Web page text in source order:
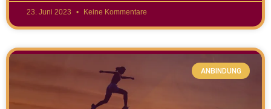
23. Juni 2023 Keine Kommentare
ANBINDUNG